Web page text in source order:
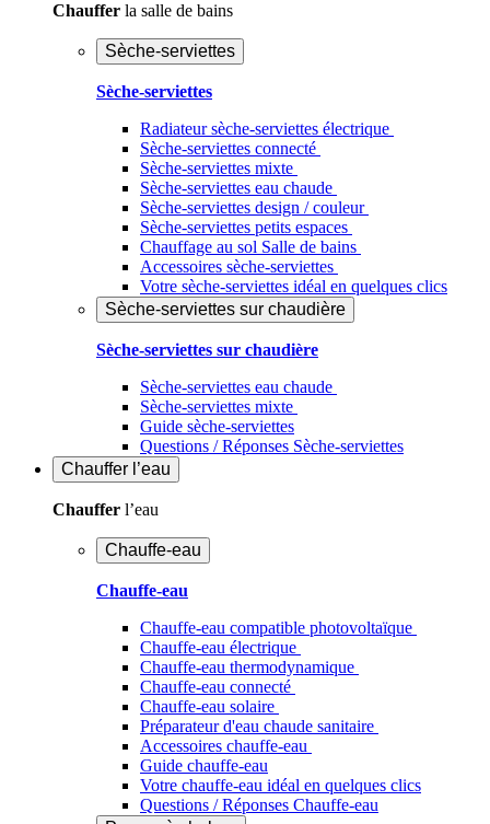
Chauffer la salle de bains
Sèche-serviettes
Sèche-serviettes
Radiateur sèche-serviettes électrique
Sèche-serviettes connecté
Sèche-serviettes mixte
Sèche-serviettes eau chaude
Sèche-serviettes design / couleur
Sèche-serviettes petits espaces
Chauffage au sol Salle de bains
Accessoires sèche-serviettes
Votre sèche-serviettes idéal en quelques clics
Sèche-serviettes sur chaudière
Sèche-serviettes sur chaudière
Sèche-serviettes eau chaude
Sèche-serviettes mixte
Guide sèche-serviettes
Questions / Réponses Sèche-serviettes
Chauffer l’eau
Chauffer l’eau
Chauffe-eau
Chauffe-eau
Chauffe-eau compatible photovoltaïque
Chauffe-eau électrique
Chauffe-eau thermodynamique
Chauffe-eau connecté
Chauffe-eau solaire
Préparateur d'eau chaude sanitaire
Accessoires chauffe-eau
Guide chauffe-eau
Votre chauffe-eau idéal en quelques clics
Questions / Réponses Chauffe-eau